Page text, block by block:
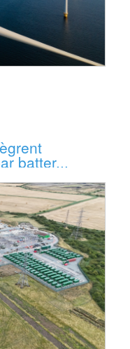
batter...